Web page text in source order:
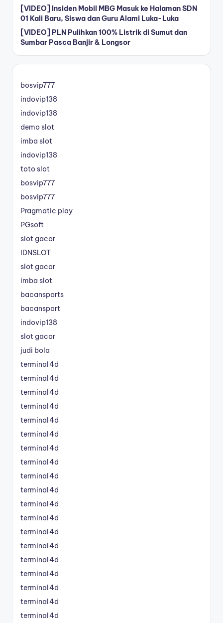
[VIDEO] Insiden Mobil MBG Masuk ke Halaman SDN
01 Kali Baru, Siswa dan Guru Alami Luka-Luka
[VIDEO] PLN Pulihkan 100% Listrik di Sumut dan
Sumbar Pasca Banjir & Longsor
bosvip777
indovip138
indovip138
demo slot
imba slot
indovip138
toto slot
bosvip777
bosvip777
Pragmatic play
PGsoft
slot gacor
IDNSLOT
slot gacor
imba slot
bacansports
bacansport
indovip138
slot gacor
judi bola
terminal4d
terminal4d
terminal4d
terminal4d
terminal4d
terminal4d
terminal4d
terminal4d
terminal4d
terminal4d
terminal4d
terminal4d
terminal4d
terminal4d
terminal4d
terminal4d
terminal4d
terminal4d
terminal4d